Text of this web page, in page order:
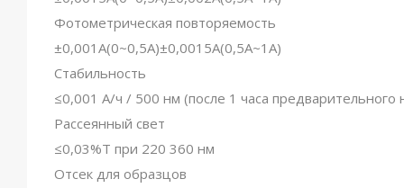
Фотометрическая повторяемость
±0,001А(0~0,5А)±0,0015А(0,5А~1А)
Стабильность
≤0,001 А/ч / 500 нм (после 1 часа предварительного
Рассеянный свет
≤0,03%T при 220 360 нм
Отсек для образцов